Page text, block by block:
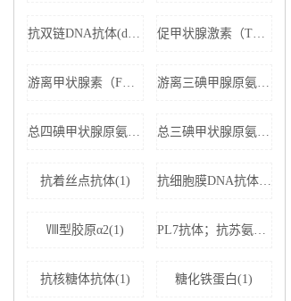
抗双链DNA抗体(dsDNA)(1) 促甲状腺激素（TSH）(1)
游离甲状腺素（FT4）(1) 游离三碘甲腺原氨酸（FT3）(1)
总四碘甲状腺原氨酸（TT4）(1) 总三碘甲状腺原氨酸（TT3)(1)
抗着丝点抗体(1) 抗细胞膜DNA抗体(1)
Ⅷ型胶原α2(1) PL7抗体；抗苏氨酰tRNA合成酶(1)
抗核糖体抗体(1) 糖化铁蛋白(1)